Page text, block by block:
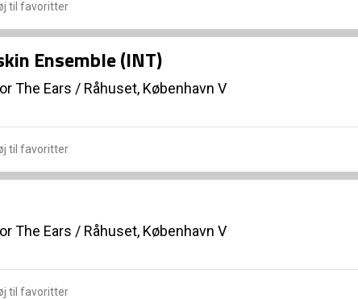
til favoritter
Ensemble (INT)
The Ears / Råhuset, København V
til favoritter
The Ears / Råhuset, København V
til favoritter